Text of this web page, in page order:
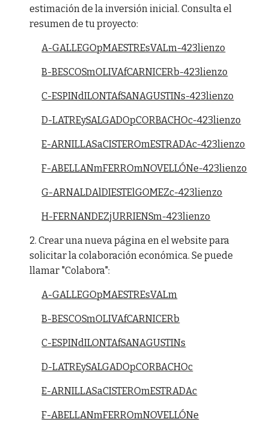
estimación de la inversión inicial. Consulta el
resumen de tu proyecto:
A-GALLEGOpMAESTREsVALm-423lienzo
B-BESCOSmOLIVAfCARNICERb-423lienzo
C-ESPINdILONTAfSANAGUSTINs-423lienzo
D-LATREySALGADOpCORBACHOc-423lienzo
E-ARNILLASaCISTEROmESTRADAc-423lienzo
F-ABELLANmFERROmNOVELLÓNe-423lienzo
G-ARNALDAlDIESTElGOMEZc-423lienzo
H-FERNANDEZjURRIENSm-423lienzo
2. Crear una nueva página en el website para
solicitar la colaboración económica. Se puede
llamar "Colabora":
A-GALLEGOpMAESTREsVALm
B-BESCOSmOLIVAfCARNICERb
C-ESPINdILONTAfSANAGUSTINs
D-LATREySALGADOpCORBACHOc
E-ARNILLASaCISTEROmESTRADAc
F-ABELLANmFERROmNOVELLÓNe